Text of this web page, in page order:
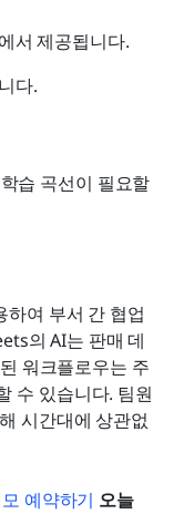
서 제공됩니다.
다.
습 곡선이 필요할
여 부서 간 협업
의 AI는 판매 데
워크플로우는 주
수 있습니다. 팀원
시간대에 상관없
예약하기 오늘